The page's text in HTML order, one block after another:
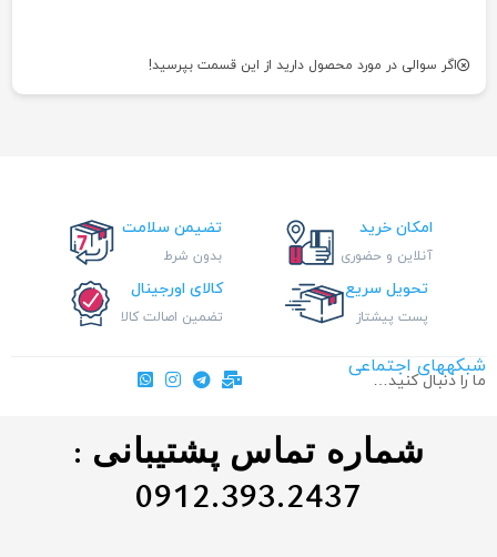
اگر سوالی در مورد محصول دارید از این قسمت بپرسید!
امکان خرید
آنلاین و حضوری
تضیمن سلامت
بدون شرط
تحویل سریع
پست پیشتاز
کالای اورجینال
تضمین اصالت کالا
شبکههای اجتماعی
ما را دنبال کنید…
شماره تماس پشتیبانی :
0912.393.2437